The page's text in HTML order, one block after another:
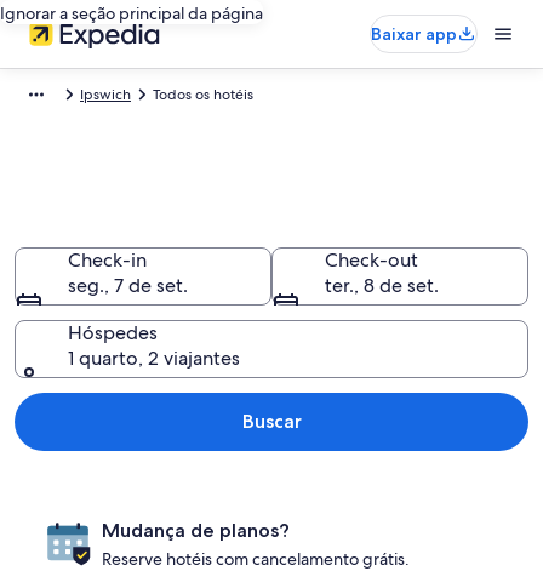
Ignorar a seção principal da página
Baixar app
Ipswich Todos os hotéis
Check-in
seg., 7 de set.
Check-out
ter., 8 de set.
Hóspedes
1 quarto, 2 viajantes
Buscar
Mudança de planos?
Reserve hotéis com cancelamento grátis.